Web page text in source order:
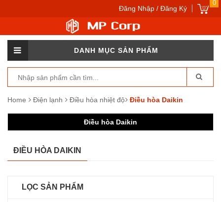
0
Đăng Nhập / Đăng Ký
DANH MỤC SẢN PHẨM
Home Điện lạnh Điều hòa nhiệt độ Điều hòa Daikin
Điều hòa Daikin
ĐIỀU HÒA DAIKIN
LỌC SẢN PHẨM